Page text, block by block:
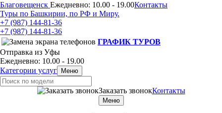
Благовещенск Ежедневно: 10.00 - 19.00Контакты
Туры по Башкирии, по РФ и Миру.
+7 (987) 144-81-36
+7 (987) 144-81-36
ГРАФИК ТУРОВ
Отправка из Уфы
Ежедневно: 10.00 - 19.00
Категории услуг
Меню
Заказать звонокКонтакты
Меню